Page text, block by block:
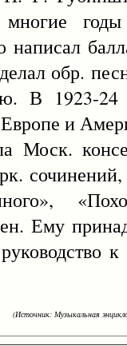
многие
написал
обр.
В 1923-
и
Моск.
Ему
(Источник: Музыкальная